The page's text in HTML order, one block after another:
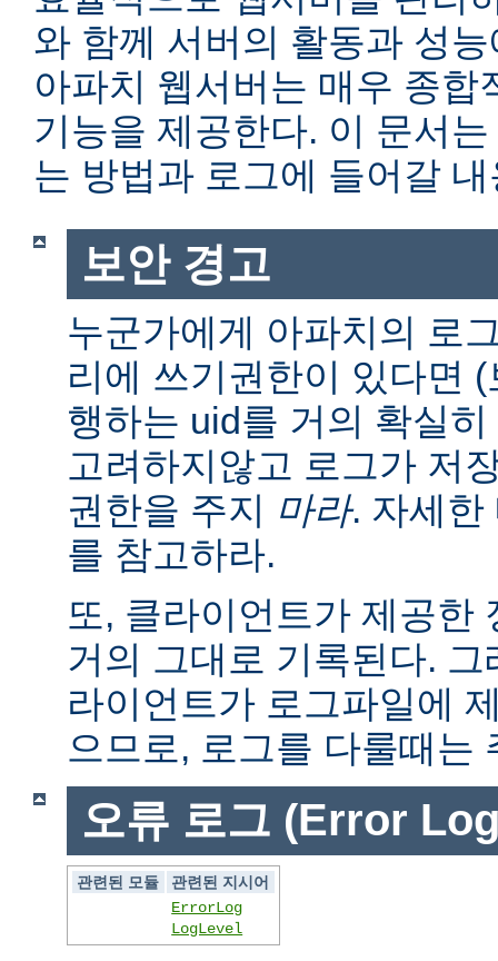
와 함께 서버의 활동과 성
아파치 웹서버는 매우 종합
기능을 제공한다. 이 문서
는 방법과 로그에 들어갈
보안 경고
누군가에게 아파치의 로
리에 쓰기권한이 있다면
행하는 uid를 거의 확실
고려하지않고 로그가 저
권한을 주지 마라. 자세
를 참고하라.
또, 클라이언트가 제공한
거의 그대로 기록된다.
라이언트가 로그파일에
으므로, 로그를 다룰때는
오류 로그 (Error
관련된 모듈
관련된 지시어
ErrorLog
LogLevel